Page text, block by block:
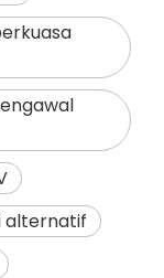
alternatif